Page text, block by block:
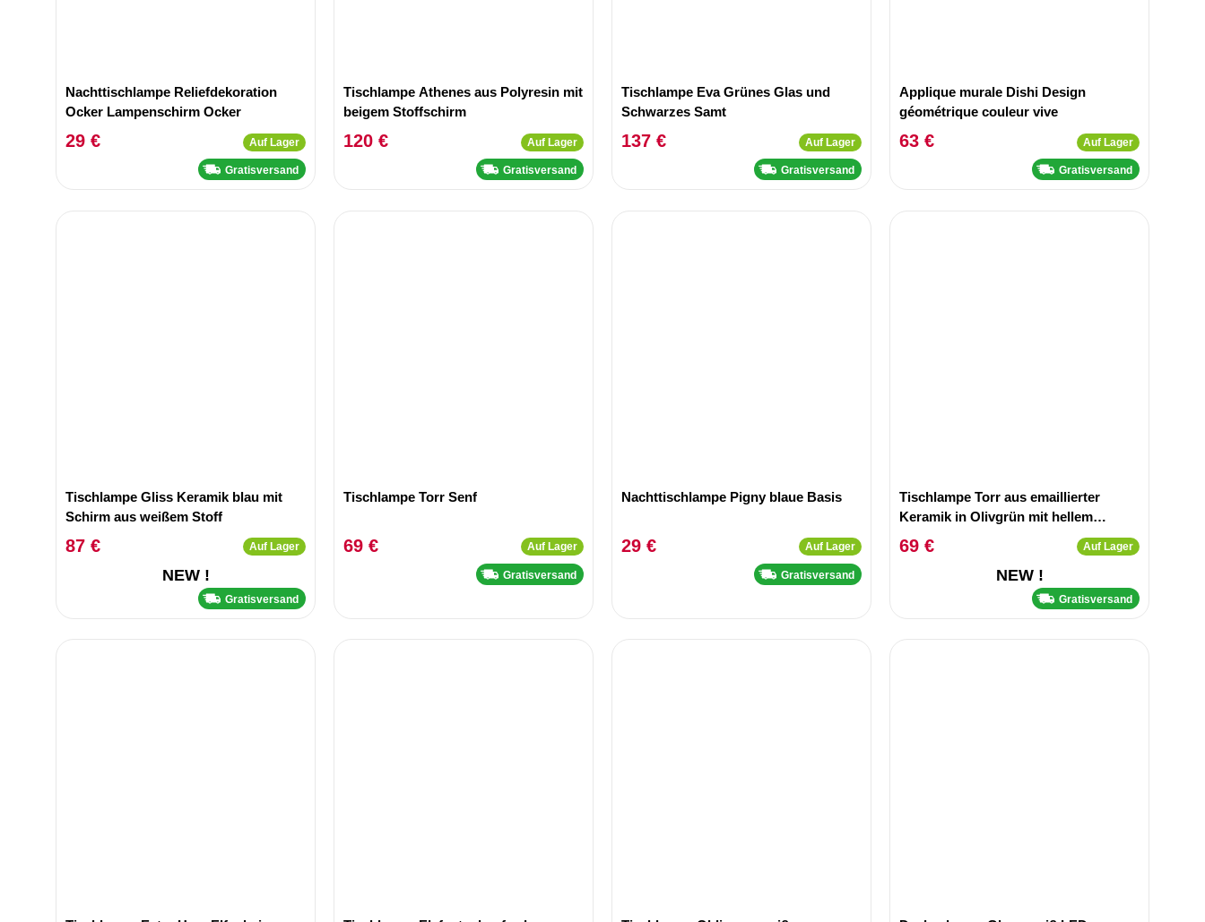
Nachttischlampe Reliefdekoration
Ocker Lampenschirm Ocker
29 € Auf Lager
Gratisversand
Tischlampe Athenes aus Polyresin mit
beigem Stoffschirm
120 € Auf Lager
Gratisversand
Tischlampe Eva Grünes Glas und
Schwarzes Samt
137 € Auf Lager
Gratisversand
Applique murale Dishi Design
géométrique couleur vive
63 € Auf Lager
Gratisversand
Tischlampe Gliss Keramik blau mit
Schirm aus weißem Stoff
87 € Auf Lager
NEW !
Gratisversand
Tischlampe Torr Senf
69 € Auf Lager
Gratisversand
Nachttischlampe Pigny blaue Basis
29 € Auf Lager
Gratisversand
Tischlampe Torr aus emaillierter
Keramik in Olivgrün mit hellem
Schirm
69 € Auf Lager
NEW !
Gratisversand